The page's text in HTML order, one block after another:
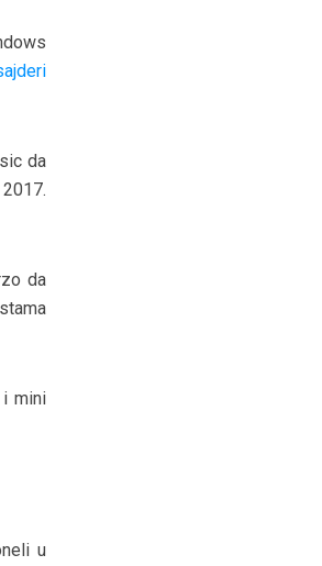
da
da
i mini
u